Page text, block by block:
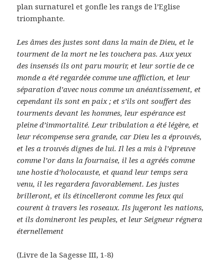
plan surnaturel et gonfle les rangs de l’Eglise
triomphante.
Les âmes des justes sont dans la main de Dieu, et le
tourment de la mort ne les touchera pas. Aux yeux
des insensés ils ont paru mourir, et leur sortie de ce
monde a été regardée comme une affliction, et leur
séparation d’avec nous comme un anéantissement, et
cependant ils sont en paix ; et s’ils ont souffert des
tourments devant les hommes, leur espérance est
pleine d’immortalité. Leur tribulation a été légère, et
leur récompense sera grande, car Dieu les a éprouvés,
et les a trouvés dignes de lui. Il les a mis à l’épreuve
comme l’or dans la fournaise, il les a agréés comme
une hostie d’holocauste, et quand leur temps sera
venu, il les regardera favorablement. Les justes
brilleront, et ils étincelleront comme les feux qui
courent à travers les roseaux. Ils jugeront les nations,
et ils domineront les peuples, et leur Seigneur régnera
éternellement
(Livre de la Sagesse III, 1-8)